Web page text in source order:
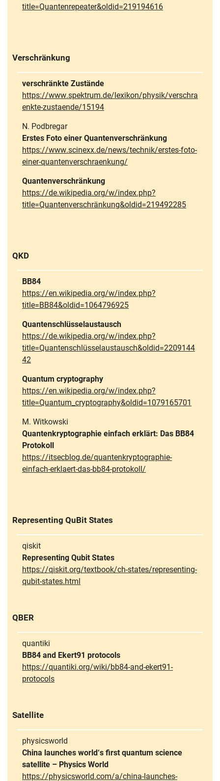
title=Quantenrepeater&oldid=219194616
Verschränkung
verschränkte Zustände
https://www.spektrum.de/lexikon/physik/verschra
enkte-zustaende/15194
N. Podbregar
Erstes Foto einer Quantenverschränkung
https://www.scinexx.de/news/technik/erstes-foto-
einer-quantenverschraenkung/
Quantenverschränkung
https://de.wikipedia.org/w/index.php?
title=Quantenverschränkung&oldid=219492285
QKD
BB84
https://en.wikipedia.org/w/index.php?
title=BB84&oldid=1064796925
Quantenschlüsselaustausch
https://de.wikipedia.org/w/index.php?
title=Quantenschlüsselaustausch&oldid=2209144
42
Quantum cryptography
https://en.wikipedia.org/w/index.php?
title=Quantum_cryptography&oldid=1079165701
M. Witkowski
Quantenkryptographie einfach erklärt: Das BB84
Protokoll
https://itsecblog.de/quantenkryptographie-
einfach-erklaert-das-bb84-protokoll/
Representing QuBit States
qiskit
Representing Qubit States
https://qiskit.org/textbook/ch-states/representing-
qubit-states.html
QBER
quantiki
BB84 and Ekert91 protocols
https://quantiki.org/wiki/bb84-and-ekert91-
protocols
Satellite
physicsworld
China launches world‘s first quantum science
satellite – Physics World
https://physicsworld.com/a/china-launches-